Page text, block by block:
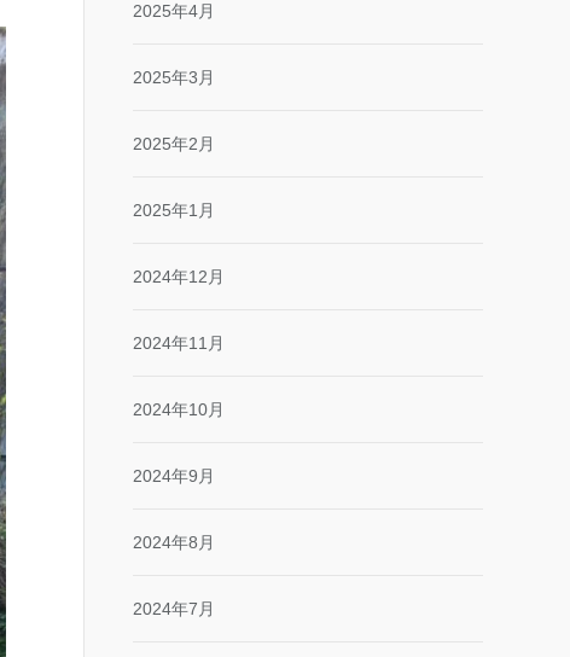
2025年4月
2025年3月
2025年2月
2025年1月
2024年12月
2024年11月
2024年10月
2024年9月
2024年8月
2024年7月